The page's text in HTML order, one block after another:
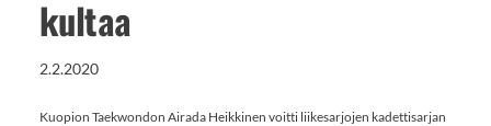
kultaa
2.2.2020
Kuopion Taekwondon Airada Heikkinen voitti liikesarjojen kadettisarjan